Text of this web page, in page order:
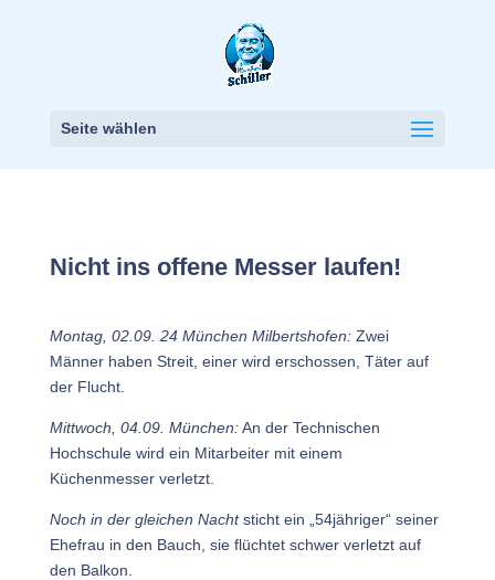
Seite wählen
Nicht ins offene Messer laufen!
Montag, 02.09. 24 München Milbertshofen:Zwei
Männer haben Streit, einer wird erschossen, Täter auf
der Flucht.
Mittwoch, 04.09. München:An der Technischen
Hochschule wird ein Mitarbeiter mit einem
Küchenmesser verletzt.
Noch in der gleichen Nachtsticht ein „54jähriger“ seiner
Ehefrau in den Bauch, sie flüchtet schwer verletzt auf
den Balkon.